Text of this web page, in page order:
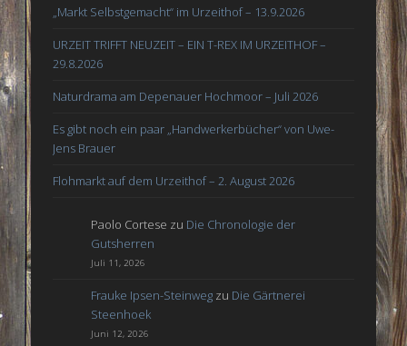
„Markt Selbstgemacht“ im Urzeithof – 13.9.2026
URZEIT TRIFFT NEUZEIT – EIN T-REX IM URZEITHOF –
29.8.2026
Naturdrama am Depenauer Hochmoor – Juli 2026
Es gibt noch ein paar „Handwerkerbücher“ von Uwe-
Jens Brauer
Flohmarkt auf dem Urzeithof – 2. August 2026
Paolo Cortese zu Die Chronologie der
Gutsherren
Juli 11, 2026
Frauke Ipsen-Steinweg zu Die Gärtnerei
Steenhoek
Juni 12, 2026